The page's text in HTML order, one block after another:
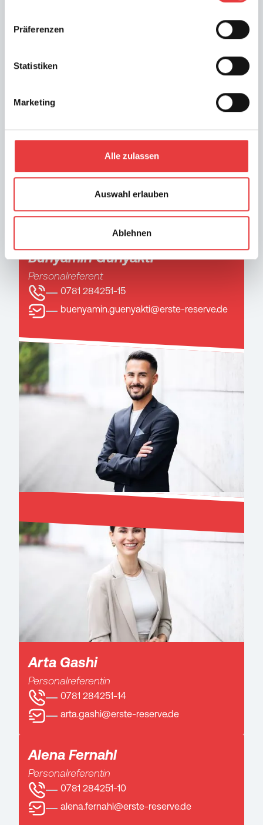
Präferenzen
Statistiken
Marketing
Alle zulassen
Auswahl erlauben
Ablehnen
Adina Grosuleac
Niederlassungsleiterin
0781 284251-12
adina.grosuleac@erste-reserve.de
Bünyamin Günyakti
Personalreferent
0781 284251-15
buenyamin.guenyakti@erste-reserve.de
Arta Gashi
Personalreferentin
0781 284251-14
arta.gashi@erste-reserve.de
Alena Fernahl
Personalreferentin
0781 284251-10
alena.fernahl@erste-reserve.de